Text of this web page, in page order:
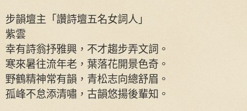
步韻壇主「讚詩壇五名女詞人」
紫雲
幸有詩翁抒雅興，不才趨步弄文詞。
寒來暑往流年老，葉落花開景色奇。
野鶴精神常有韻，青松志向總舒眉。
孤峰不怠添清嘯，古韻悠揚後輩知。